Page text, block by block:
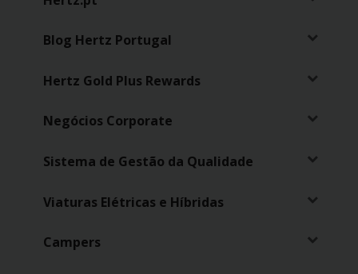
Elétricos
Carros
Blog Hertz Portugal
Hertz Gold Plus Rewards
Negócios Corporate
Sistema de Gestão da Qualidade
Viaturas Elétricas e Híbridas
Campers